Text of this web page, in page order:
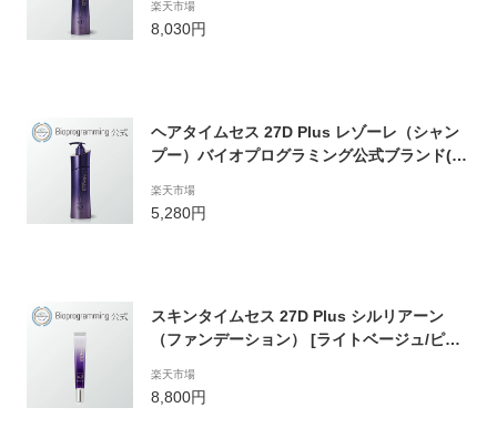
楽天市場
8,030円
ヘアタイムセス 27D Plus レゾーレ（シャン
プー）バイオプログラミング公式ブランド(メ
楽天市場
5,280円
スキンタイムセス 27D Plus シルリアーン
（ファンデーション） [ライトベージュ/ピン
ンド(メーカー:リュミエリーナ)
楽天市場
8,800円